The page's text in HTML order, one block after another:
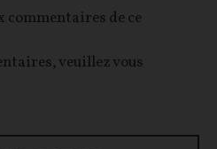
commentaires de ce
veuillez vous